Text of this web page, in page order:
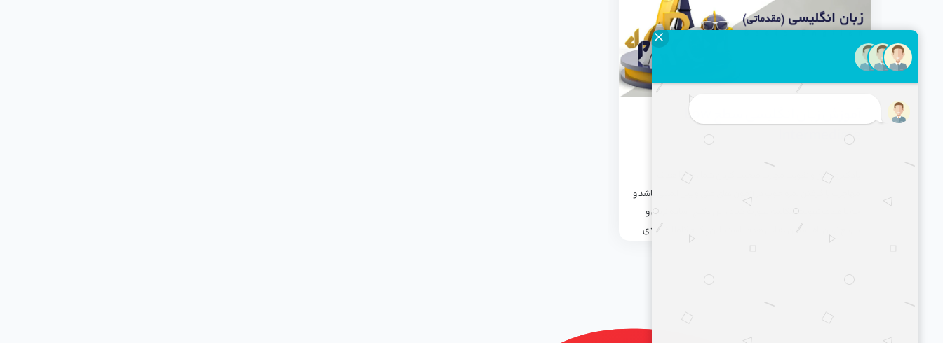
آموزش زبان انگلیسی سطح Low
Intermediate
یادگیری زبان و تقویت مهارت صحبت کردن شما ، چه با هدف
مهاجرت یا گرفتن نمره خوب در آزمون های ملی و بین المللی باشد و
چه با هدف تقویت مکالمه صورت گیرد ، این پکیج ، ساده ترین و
سریع ترین راه رسیدن به این هدف است. این پکیج کاملا کاربردی
چند ماه آموزش داده می شود و به واسطه تکنیک های کاربردی این
متد ، زبان آموز می تواند با کمترین میزان استرس و بیشترین میزان
اعتماد به نفس ، انگلیسی صحبت کرده ، بنویسد ، گوش کند و